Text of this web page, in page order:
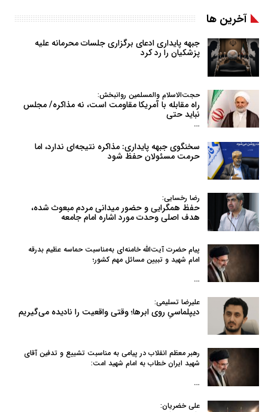
آخرین ها
جبهه پایداری ادعای برگزاری جلسات محرمانه علیه
پزشکیان را رد کرد
حجت‌الاسلام والمسلمین روانبخش:
راه مقابله با آمریکا مقاومت است، نه مذاکره/ مجلس
نباید حتی
…
سخنگوی جبهه پایداری: مذاکره نتیجه‌ای ندارد، اما
حرمت مسئولان حفظ شود
رضا رخسایی:
حفظ همگرایی و حضور میدانی مردم مبعوث شده،
هدف اصلی وحدت مورد اشاره امام جامعه
پیام حضرت آیت‌الله خامنه‌ای به‌مناسبت حماسه عظیم بدرقه
امام شهید و تبیین مسائل مهم کشور؛
…
علیرضا تسلیمی:
دیپلماسیِ روی ابرها؛ وقتی واقعیت را نادیده می‌گیریم
رهبر معظم انقلاب در پیامی به‌ مناسبت تشییع و تدفین آقای
شهید ایران خطاب به امام شهید امت:
…
علی خضریان: